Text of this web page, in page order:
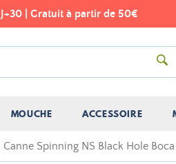
J+30 | Gratuit à partir de 50€
MOUCHE ACCESSOIRE
Canne Spinning NS Black Hole